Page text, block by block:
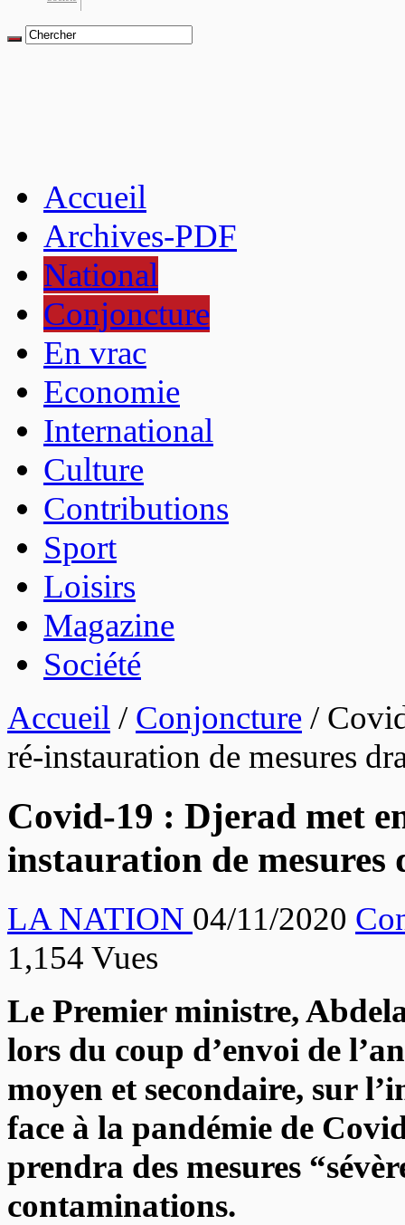
Accueil
Archives-PDF
National
Conjoncture
En vrac
Economie
International
Culture
Contributions
Sport
Loisirs
Magazine
Société
Accueil / Conjoncture /
ré-instauration de mesures
Covid-19 : Djerad met
instauration de mesures
LA NATION 04/11/2020
1,154 Vues
Le Premier ministre,
lors du coup d’envoi de
moyen et secondaire, sur
face à la pandémie de
prendra des mesures
contaminations.